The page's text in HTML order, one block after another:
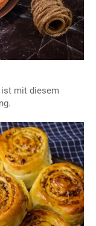
ist mit diesem